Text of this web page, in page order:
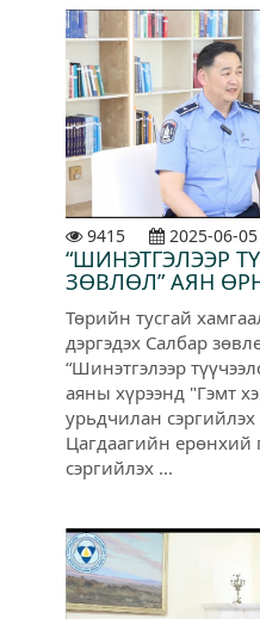
9415 2025-06-05
“ШИНЭТГЭЛЭЭР
ЗӨВЛӨЛ” АЯН
Төрийн тусгай
дэргэдэх Салбар
“Шинэтгэлээр
аяны хүрээнд "Гэмт
урьдчилан сэргийлэх
Цагдаагийн ерөнхий
сэргийлэх ...